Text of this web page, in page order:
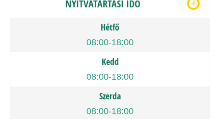
NYITVATARTÁSI IDŐ
Hétfő
08:00-18:00
Kedd
08:00-18:00
Szerda
08:00-18:00